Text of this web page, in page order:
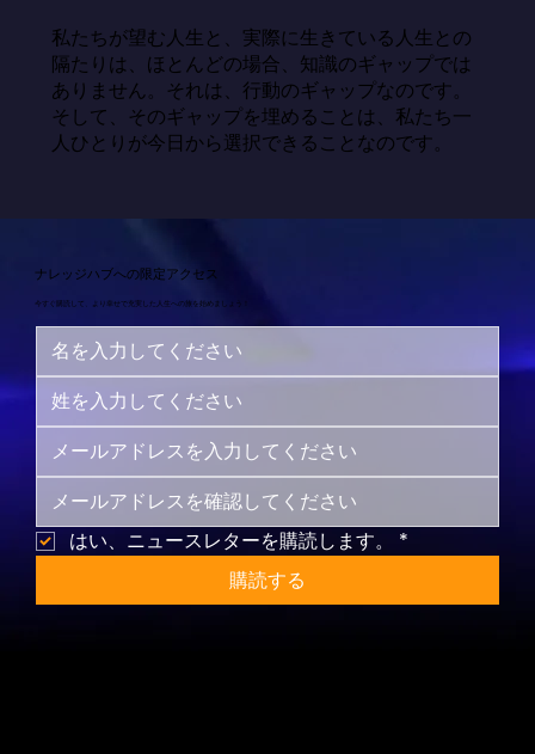
私たちが望む人生と、実際に生きている人生との
隔たりは、ほとんどの場合、知識のギャップでは
ありません。それは、行動のギャップなのです。
そして、そのギャップを埋めることは、私たち一
人ひとりが今日から選択できることなのです。
ナレッジハブへの限定アクセス
今すぐ購読して、より幸せで充実した人生への旅を始めましょう！
はい、ニュースレターを購読します。
*
購読する